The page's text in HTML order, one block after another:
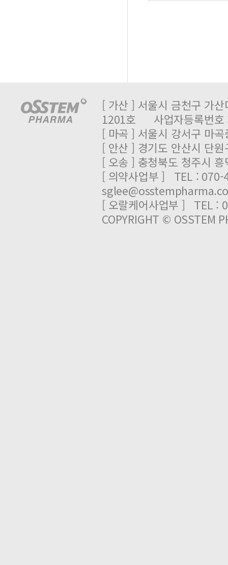
[ 가산 ] 서울시 금천구 가
1201호 사업자등록번
[ 마곡 ] 서울시 강서구 마
[ 안산 ] 경기도 안산시 단
[ 오송 ] 충청북도 청주시
[ 의약사업부 ] TEL :
[ 오랄케어사업부 ] TEL
COPYRIGHT © OSSTEM